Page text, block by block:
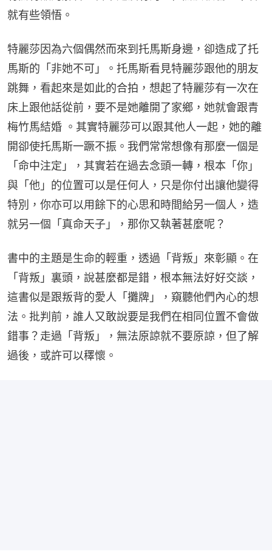
就有些領悟。
特麗莎因為六個偶然而來到托馬斯身邊，卻造成了托
馬斯的「非她不可」。托馬斯看見特麗莎跟他的朋友
跳舞，看起來是如此的合拍，想起了特麗莎有一次在
床上跟他話從前，要不是她離開了家鄉，她就會跟青
梅竹馬結婚 。其實特麗莎可以跟其他人一起，她的離
開卻使托馬斯一蹶不振。我們常常想像有那麼一個是
「命中注定」，其實若在過去念頭一轉，根本「你」
與「他」的位置可以是任何人，只是你付出讓他變得
特別，你亦可以用餘下的心思和時間給另一個人，造
就另一個「真命天子」，那你又執著甚麼呢？
書中的主題是生命的輕重，透過「背叛」來彰顯。在
「背叛」裏頭，說甚麼都是錯，根本無法好好交談，
這書似是跟叛背的愛人「攤牌」，窺聽他們內心的想
法。批判前，誰人又敢說要是我們在相同位置不會做
錯事？走過「背叛」，無法原諒就不要原諒，但了解
過後，或許可以䆁懷。